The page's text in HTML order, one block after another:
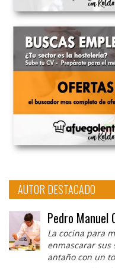
AUTOR DESTACADO
Pedro Manuel
La cocina para
enmascarar sus
antaño con un